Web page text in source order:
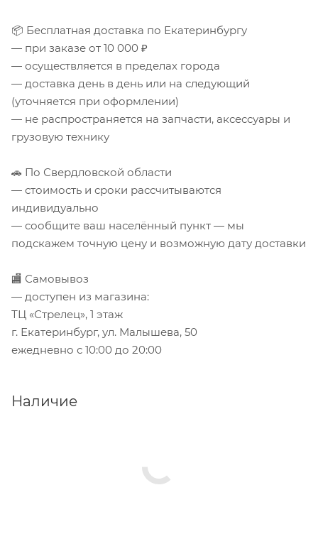
📦 Бесплатная доставка по Екатеринбургу
— при заказе от 10 000 ₽
— осуществляется в пределах города
— доставка день в день или на следующий
(уточняется при оформлении)
— не распространяется на запчасти, аксессуары и
грузовую технику
🚗 По Свердловской области
— стоимость и сроки рассчитываются
индивидуально
— сообщите ваш населённый пункт — мы
подскажем точную цену и возможную дату доставки
🏬 Самовывоз
— доступен из магазина:
ТЦ «Стрелец», 1 этаж
г. Екатеринбург, ул. Малышева, 50
ежедневно с 10:00 до 20:00
Наличие